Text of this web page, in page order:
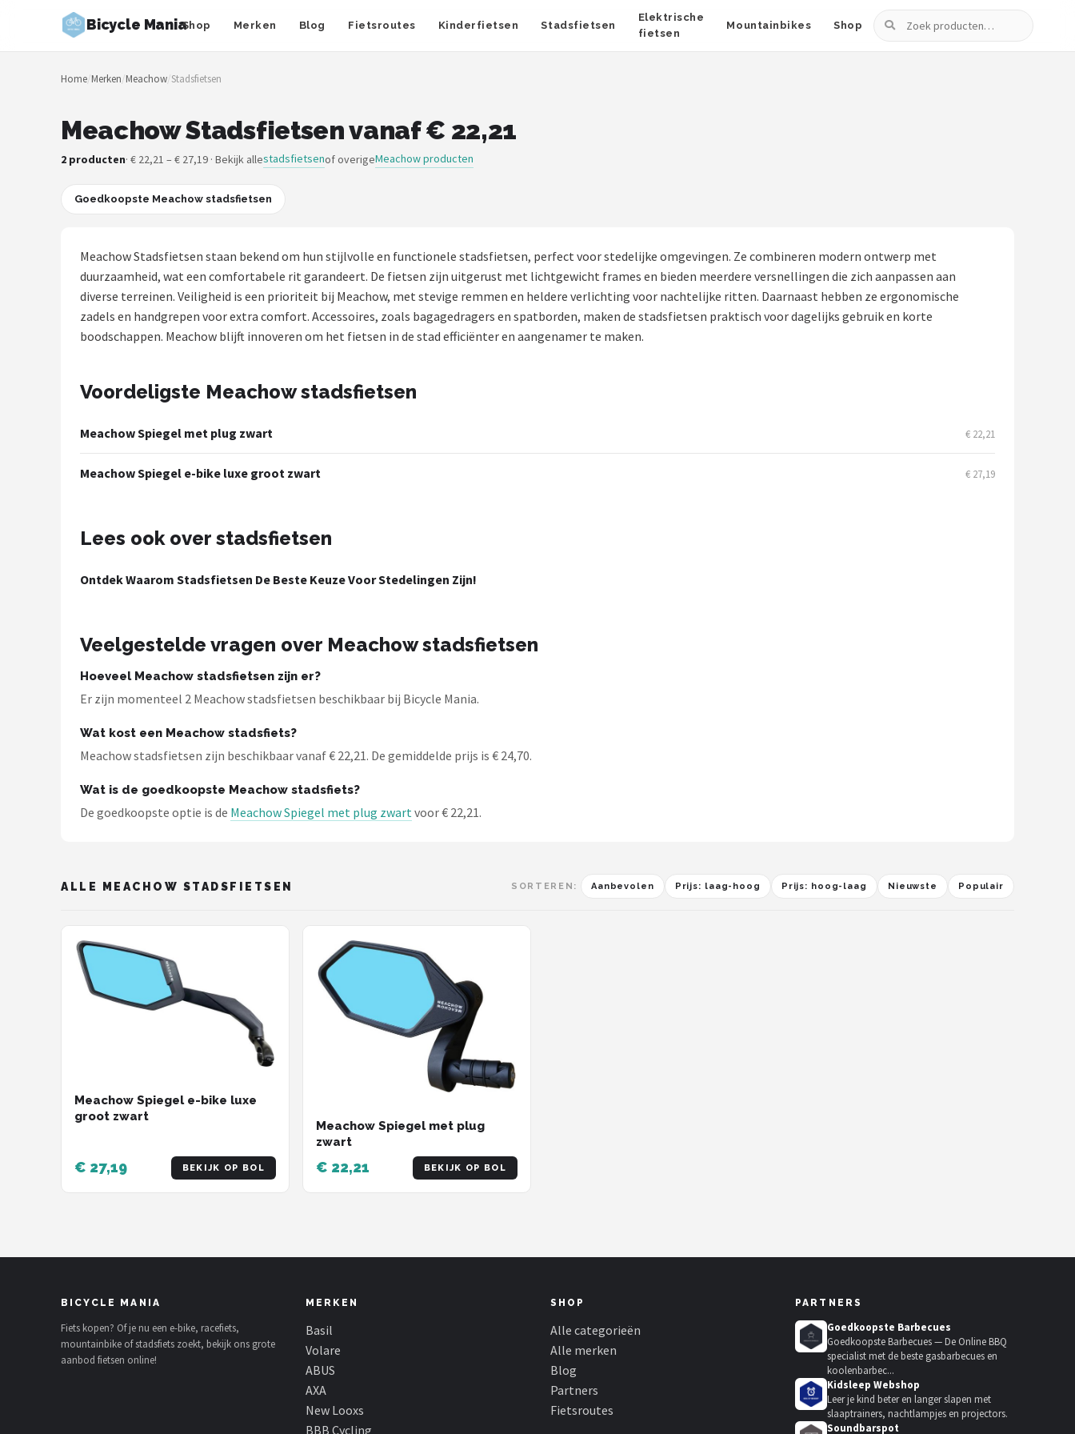
Bicycle ManiaShop Merken Blog Fietsroutes Kinderfietsen Stadsfietsen
Elektrische
fietsen
Mountainbikes Shop
Zoeken
Zoeken
NAVIGATIE
Merken
Kinderfietsen
Stadsfietsen
Mountainbikes
POPULAIRE MERKEN
New Looxs
BBB Cycling
Voltano
Alle merken →
Home/Merken/Meachow/Stadsfietsen
Meachow Stadsfietsen vanaf € 22,21
2 producten· € 22,21 – € 27,19 · Bekijk allestadsfietsenof overigeMeachow producten
Goedkoopste Meachow stadsfietsen
Meachow Stadsfietsen staan bekend om hun stijlvolle en functionele stadsfietsen, perfect voor stedelijke omgevingen. Ze combineren modern ontwerp met
duurzaamheid, wat een comfortabele rit garandeert. De fietsen zijn uitgerust met lichtgewicht frames en bieden meerdere versnellingen die zich aanpassen aan
diverse terreinen. Veiligheid is een prioriteit bij Meachow, met stevige remmen en heldere verlichting voor nachtelijke ritten. Daarnaast hebben ze ergonomische
zadels en handgrepen voor extra comfort. Accessoires, zoals bagagedragers en spatborden, maken de stadsfietsen praktisch voor dagelijks gebruik en korte
boodschappen. Meachow blijft innoveren om het fietsen in de stad efficiënter en aangenamer te maken.
Voordeligste Meachow stadsfietsen
Meachow Spiegel met plug zwart € 22,21
Meachow Spiegel e-bike luxe groot zwart € 27,19
Lees ook over stadsfietsen
Ontdek Waarom Stadsfietsen De Beste Keuze Voor Stedelingen Zijn!
Veelgestelde vragen over Meachow stadsfietsen
Hoeveel Meachow stadsfietsen zijn er?
Er zijn momenteel 2 Meachow stadsfietsen beschikbaar bij Bicycle Mania.
Wat kost een Meachow stadsfiets?
Meachow stadsfietsen zijn beschikbaar vanaf € 22,21. De gemiddelde prijs is € 24,70.
Wat is de goedkoopste Meachow stadsfiets?
De goedkoopste optie is de Meachow Spiegel met plug zwartvoor € 22,21.
ALLE MEACHOW STADSFIETSEN SORTEREN: Aanbevolen Prijs: laag-hoog Prijs: hoog-laag Nieuwste Populair
Meachow Spiegel e-bike luxe
groot zwart
€ 27,19 BEKIJK OP BOL
Meachow Spiegel met plug
zwart
€ 22,21 BEKIJK OP BOL
BICYCLE MANIA
Fiets kopen? Of je nu een e-bike, racefiets,
mountainbike of stadsfiets zoekt, bekijk ons grote
aanbod fietsen online!
MERKEN
Basil
Volare
ABUS
AXA
New Looxs
BBB Cycling
SHOP
Alle categorieën
Alle merken
Blog
Partners
Fietsroutes
PARTNERS
Goedkoopste Barbecues
Goedkoopste Barbecues — De Online BBQ
specialist met de beste gasbarbecues en
koolenbarbec...
Kidsleep Webshop
Leer je kind beter en langer slapen met
slaaptrainers, nachtlampjes en projectors.
Soundbarspot